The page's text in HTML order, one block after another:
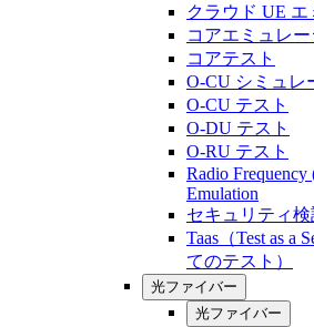
クラウド UE
コアエミュレ
コアテスト
O-CU シミュレ
O-CU テスト
O-DU テスト
O-RU テスト
Radio Frequency
Emulation
セキュリティ検
Taas（Test as a
てのテスト）
光ファイバー
光ファイバー